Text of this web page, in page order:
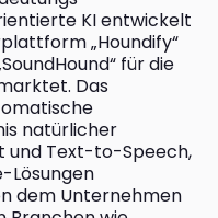
KI entwickelt
„Houndify“
für die
Das
natürlicher
und Text-to-Speech,
Lösungen
dem Unternehmen